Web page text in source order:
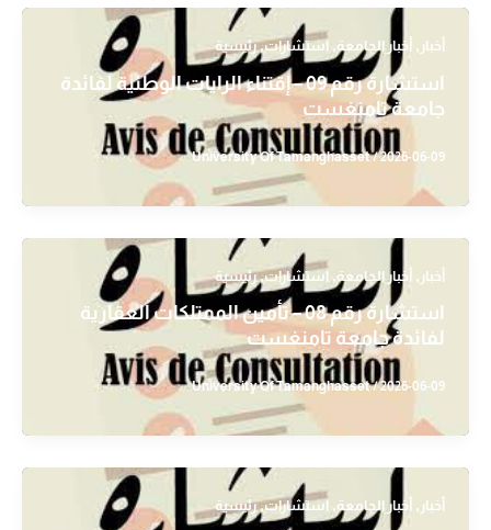
أخبار , أخبار الجامعة, استشارات,رئيسية
استشارة رقم 09 – إقتناء الرايات الوطنية لفائدة
جامعة تامنغست
University Of Tamanghasset/2026-06-09
أخبار , أخبار الجامعة, استشارات,رئيسية
استشارة رقم 08 – تأمين الممتلكات العقارية
لفائدة جامعة تامنغست
University Of Tamanghasset/2026-06-09
أخبار , أخبار الجامعة, استشارات,رئيسية